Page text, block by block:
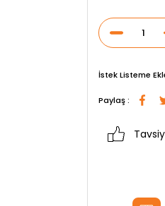
İstek Listeme
Paylaş :